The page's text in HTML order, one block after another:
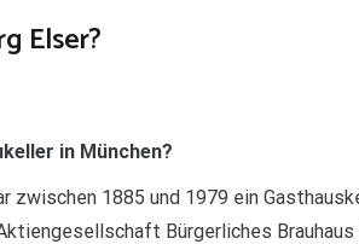
Elser?
in München?
zwischen 1885 und 1979 ein
Bürgerliches Brauhaus